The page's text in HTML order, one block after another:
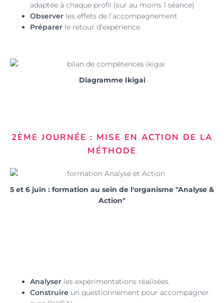
adaptée à chaque profil (sur au moins 1 séance)
Observer les effets de l’accompagnement
Préparer le retour d’expérience
Diagramme Ikigai
2ÈME JOURNÉE : MISE EN ACTION DE LA
MÉTHODE
5 et 6 juin : formation au sein de l'organisme "Analyse &
Action"
Analyser les expérimentations réalisées.
Construire un questionnement pour accompagner